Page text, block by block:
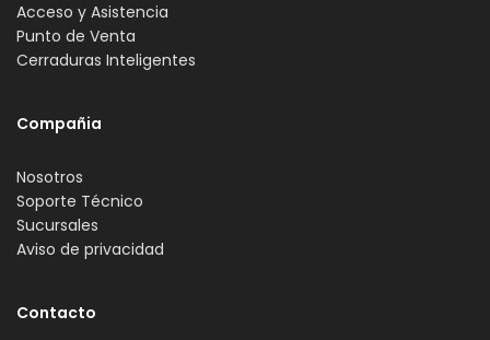
Acceso y Asistencia
Punto de Venta
Cerraduras Inteligentes
Compañia
Nosotros
Soporte Técnico
Sucursales
Aviso de privacidad
Contacto